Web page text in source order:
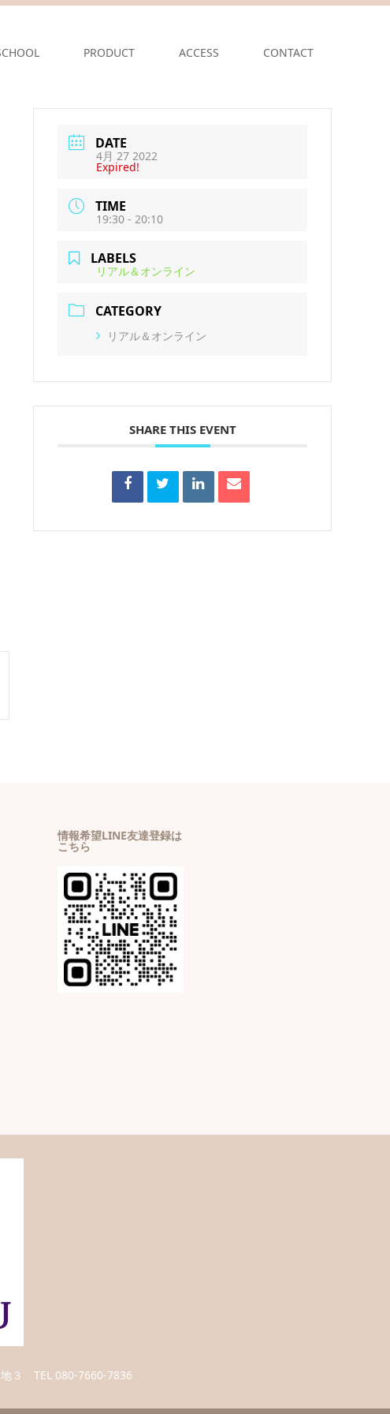
PRODUCT ACCESS CONTACT
DATE
4月 27 2022
Expired!
TIME
19:30 - 20:10
LABELS
リアル＆オンライン
CATEGORY
リアル＆オンライン
SHARE THIS EVENT
情報希望LINE友達登録は
こちら
３ TEL 080-7660-7836